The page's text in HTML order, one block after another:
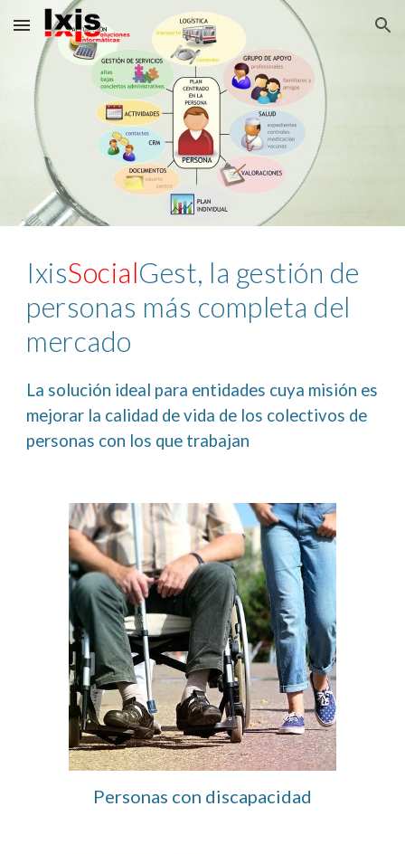
Skip to main content Skip to navigation
IxisSocialGest, la gestión de
personas más completa del
mercado
La solución ideal para entidades cuya misión es
mejorar la calidad de vida de los colectivos de
personas con los que trabajan
Personas con discapacidad